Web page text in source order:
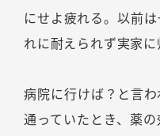
にせよ疲れる。以前
れに耐えられず実家に
病院に行けば？と言
通っていたとき、薬